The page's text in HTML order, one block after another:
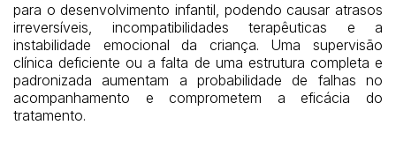
para o desenvolvimento infantil, podendo causar atrasos
irreversíveis, incompatibilidades terapêuticas e a
instabilidade emocional da criança. Uma supervisão
clínica deficiente ou a falta de uma estrutura completa e
padronizada aumentam a probabilidade de falhas no
acompanhamento e comprometem a eficácia do
tratamento.